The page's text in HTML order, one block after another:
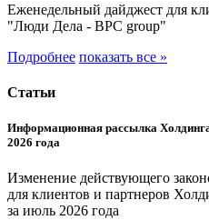
Еженедельный дайджест для
"Люди Дела - BPC group"
Подробнее показать все »
Статьи
Информационная рассылка
2026 года
Изменение действующего
для клиентов и партнеров
за июль 2026 года